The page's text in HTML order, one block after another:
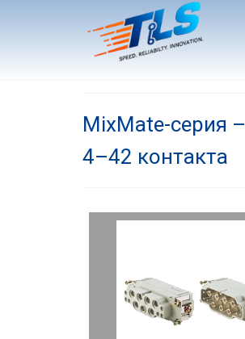
MixMate-серия
4–42 контакта